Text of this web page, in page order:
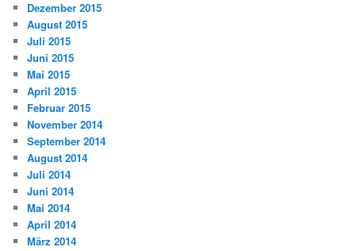
Dezember 2015
August 2015
Juli 2015
Juni 2015
Mai 2015
April 2015
Februar 2015
November 2014
September 2014
August 2014
Juli 2014
Juni 2014
Mai 2014
April 2014
März 2014